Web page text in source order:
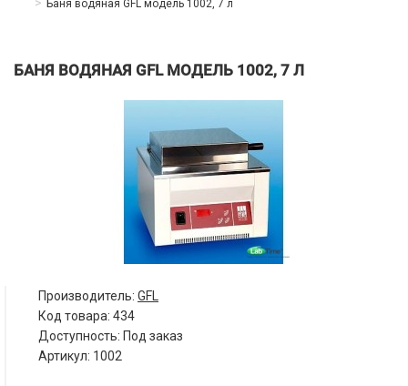
Баня водяная GFL модель 1002, 7 л
БАНЯ ВОДЯНАЯ GFL МОДЕЛЬ 1002, 7 Л
Производитель: GFL
Код товара: 434
Доступность: Под заказ
Артикул: 1002